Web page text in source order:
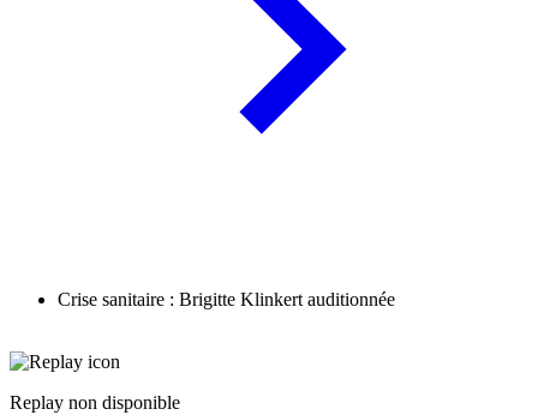
Crise sanitaire : Brigitte Klinkert auditionnée
Replay non disponible